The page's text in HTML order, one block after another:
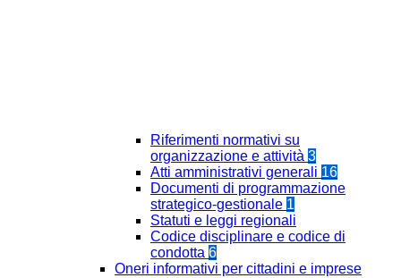
Riferimenti normativi su
organizzazione e attività 3
Atti amministrativi generali 16
Documenti di programmazione
strategico-gestionale 1
Statuti e leggi regionali
Codice disciplinare e codice di
condotta 6
Oneri informativi per cittadini e imprese